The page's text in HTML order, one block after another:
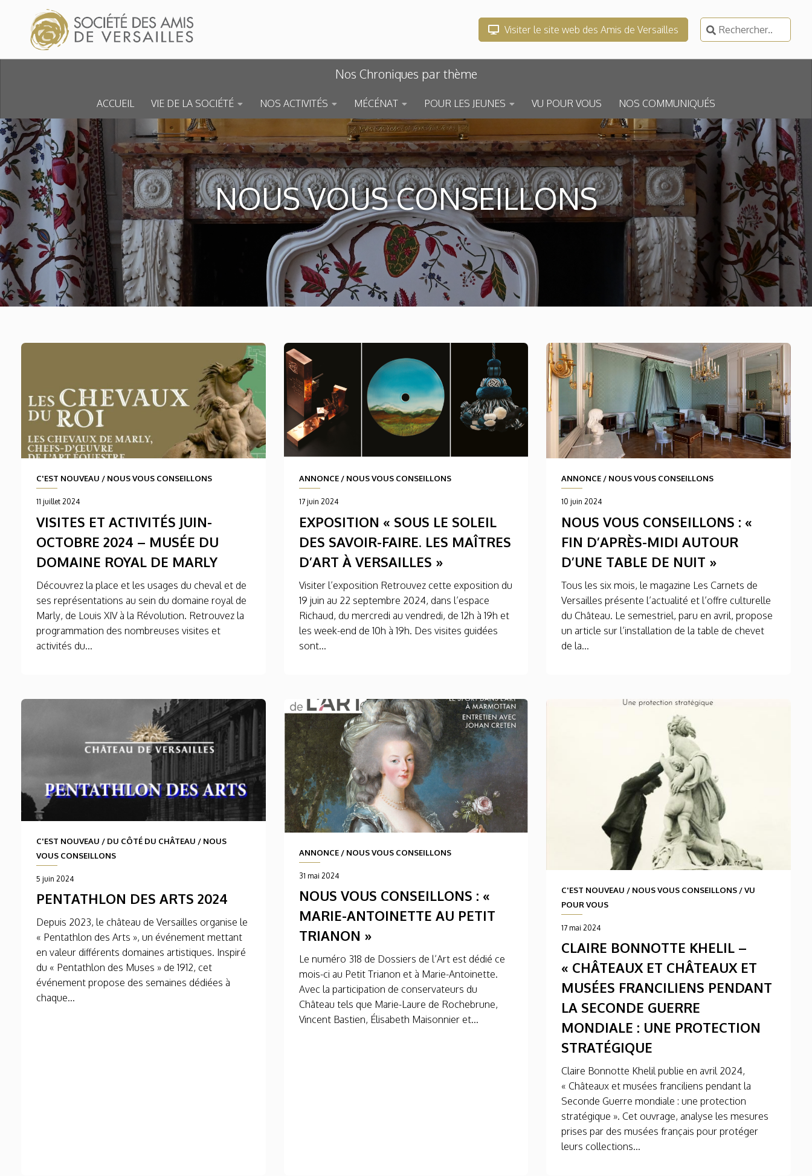
Skip to content
Visiter le site web des Amis de Versailles
Rechercher :
Nos Chroniques par thème
ACCUEIL VIE DE LA SOCIÉTÉ NOS ACTIVITÉS MÉCÉNAT POUR LES JEUNES VU POUR VOUS NOS COMMUNIQUÉS
NOUS VOUS CONSEILLONS
C'EST NOUVEAU / NOUS VOUS CONSEILLONS
11 juillet 2024
VISITES ET ACTIVITÉS JUIN-
OCTOBRE 2024 – MUSÉE DU
DOMAINE ROYAL DE MARLY
Découvrez la place et les usages du cheval et de
ses représentations au sein du domaine royal de
Marly, de Louis XIV à la Révolution. Retrouvez la
programmation des nombreuses visites et
activités du...
ANNONCE/ NOUS VOUS CONSEILLONS
17 juin 2024
EXPOSITION « SOUS LE SOLEIL
DES SAVOIR-FAIRE. LES MAÎTRES
D’ART À VERSAILLES »
Visiter l’exposition Retrouvez cette exposition du
19 juin au 22 septembre 2024, dans l’espace
Richaud, du mercredi au vendredi, de 12h à 19h et
les week-end de 10h à 19h. Des visites guidées
sont...
ANNONCE / NOUS VOUS CONSEILLONS
10 juin 2024
NOUS VOUS CONSEILLONS : «
FIN D’APRÈS-MIDI AUTOUR
D’UNE TABLE DE NUIT »
Tous les six mois, le magazine Les Carnets de
Versailles présente l’actualité et l’offre culturelle
du Château. Le semestriel, paru en avril, propose
un article sur l’installation de la table de chevet
de la...
C'EST NOUVEAU / DU CÔTÉ DU CHÂTEAU / NOUS
VOUS CONSEILLONS
5 juin 2024
PENTATHLON DES ARTS 2024
Depuis 2023, le château de Versailles organise le
« Pentathlon des Arts », un événement mettant
en valeur différents domaines artistiques. Inspiré
du « Pentathlon des Muses » de 1912, cet
événement propose des semaines dédiées à
chaque...
ANNONCE/ NOUS VOUS CONSEILLONS
31 mai 2024
NOUS VOUS CONSEILLONS : «
MARIE-ANTOINETTE AU PETIT
TRIANON »
Le numéro 318 de Dossiers de l’Art est dédié ce
mois-ci au Petit Trianon et à Marie-Antoinette.
Avec la participation de conservateurs du
Château tels que Marie-Laure de Rochebrune,
Vincent Bastien, Élisabeth Maisonnier et...
C'EST NOUVEAU / NOUS VOUS CONSEILLONS /VU
POUR VOUS
17 mai 2024
CLAIRE BONNOTTE KHELIL –
« CHÂTEAUX ET CHÂTEAUX ET
MUSÉES FRANCILIENS PENDANT
LA SECONDE GUERRE
MONDIALE : UNE PROTECTION
STRATÉGIQUE
Claire Bonnotte Khelil publie en avril 2024,
« Châteaux et musées franciliens pendant la
Seconde Guerre mondiale : une protection
stratégique ». Cet ouvrage, analyse les mesures
prises par des musées français pour protéger
leurs collections...